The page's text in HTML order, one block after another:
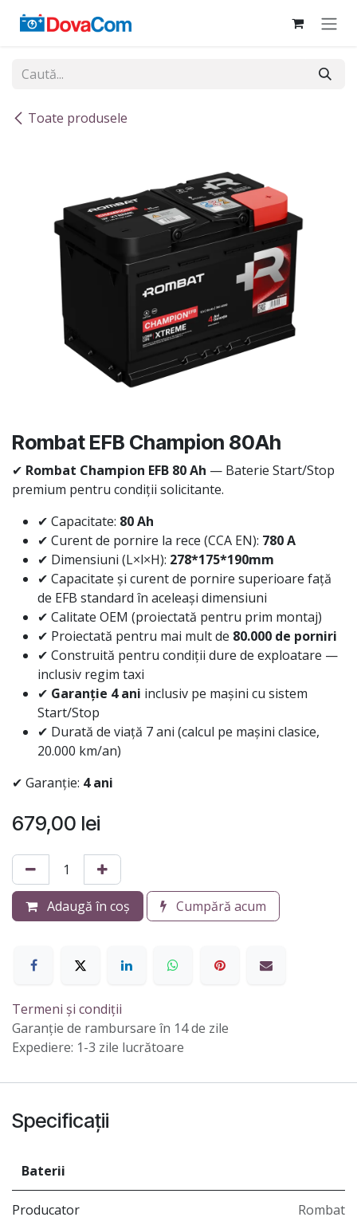
Toate produsele
Rombat EFB Champion 80Ah
✔ Rombat Champion EFB 80 Ah — Baterie Start/Stop
premium pentru condiții solicitante.
✔ Capacitate: 80 Ah
✔ Curent de pornire la rece (CCA EN): 780 A
✔ Dimensiuni (L×l×H): 278*175*190mm
✔ Capacitate și curent de pornire superioare față
de EFB standard în aceleași dimensiuni
✔ Calitate OEM (proiectată pentru prim montaj)
✔ Proiectată pentru mai mult de 80.000 de porniri
✔ Construită pentru condiții dure de exploatare —
inclusiv regim taxi
✔ Garanție 4 ani inclusiv pe mașini cu sistem
Start/Stop
✔ Durată de viață 7 ani (calcul pe mașini clasice,
20.000 km/an)
✔ Garanție: 4 ani
679,00 lei
Adaugă în coș Cumpără acum
Termeni și condiții
Garanție de rambursare în 14 de zile
Expediere: 1-3 zile lucrătoare
Specificații
Baterii
Producator Rombat